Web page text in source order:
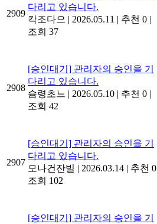
2909
다리고 있습니다.
칵조다으 | 2026.05.11 | 추천 0 |
조회 37
2908
[승인대기] 관리자의 승인을 기
다리고 있습니다.
슘령초느 | 2026.05.10 | 추천 0 |
조회 42
2907
[승인대기] 관리자의 승인을 기
다리고 있습니다.
모나건잔빌 | 2026.03.14 | 추천 0
조회 102
[승인대기] 관리자의 승인을 기